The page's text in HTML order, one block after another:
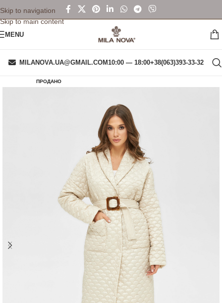
Skip to navigation
Skip to main content
MENU
MILANOVA.UA@GMAIL.COM10:00 — 18:00+38(063)393-33-32
ПРОДАНО